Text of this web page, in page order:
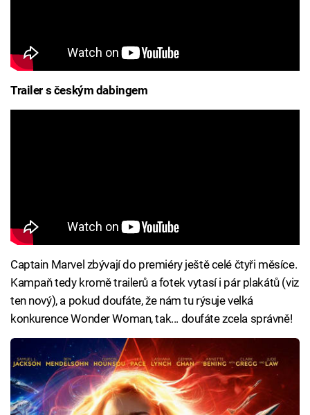
Trailer s českým dabingem
Captain Marvel zbývají do premiéry ještě celé čtyři měsíce.
Kampaň tedy kromě trailerů a fotek vytasí i pár plakátů (viz
ten nový), a pokud doufáte, že nám tu rýsuje velká
konkurence Wonder Woman, tak... doufáte zcela správně!